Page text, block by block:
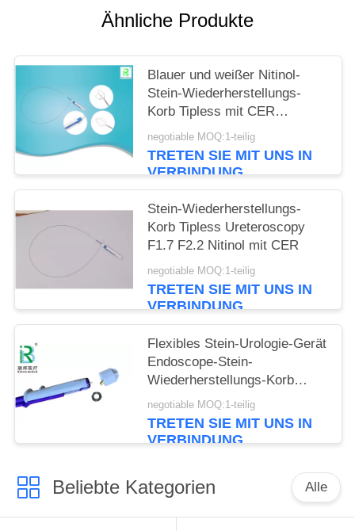
Ähnliche Produkte
Blauer und weißer Nitinol-
Stein-Wiederherstellungs-
Korb Tipless mit CER
ISO13485
negotiable MOQ:1-teilig
TRETEN SIE MIT UNS IN
VERBINDUNG
Stein-Wiederherstellungs-
Korb Tipless Ureteroscopy
F1.7 F2.2 Nitinol mit CER
negotiable MOQ:1-teilig
TRETEN SIE MIT UNS IN
VERBINDUNG
Flexibles Stein-Urologie-Gerät
Endoscope-Stein-
Wiederherstellungs-Korb
Tipless Ngage
negotiable MOQ:1-teilig
TRETEN SIE MIT UNS IN
VERBINDUNG
Beliebte Kategorien Alle